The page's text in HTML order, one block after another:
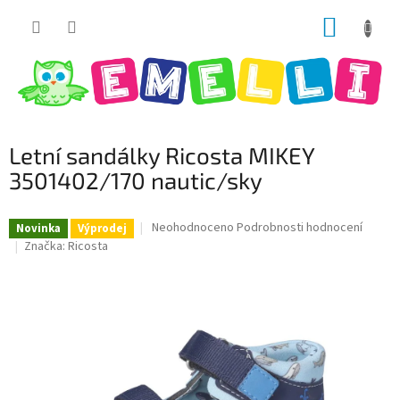
Letní sandálky Ricosta MIKEY
3501402/170 nautic/sky
Novinka Výprodej
Průměrné
hvězdiček.
Neohodnoceno Podrobnosti hodnocení
Značka: Ricosta